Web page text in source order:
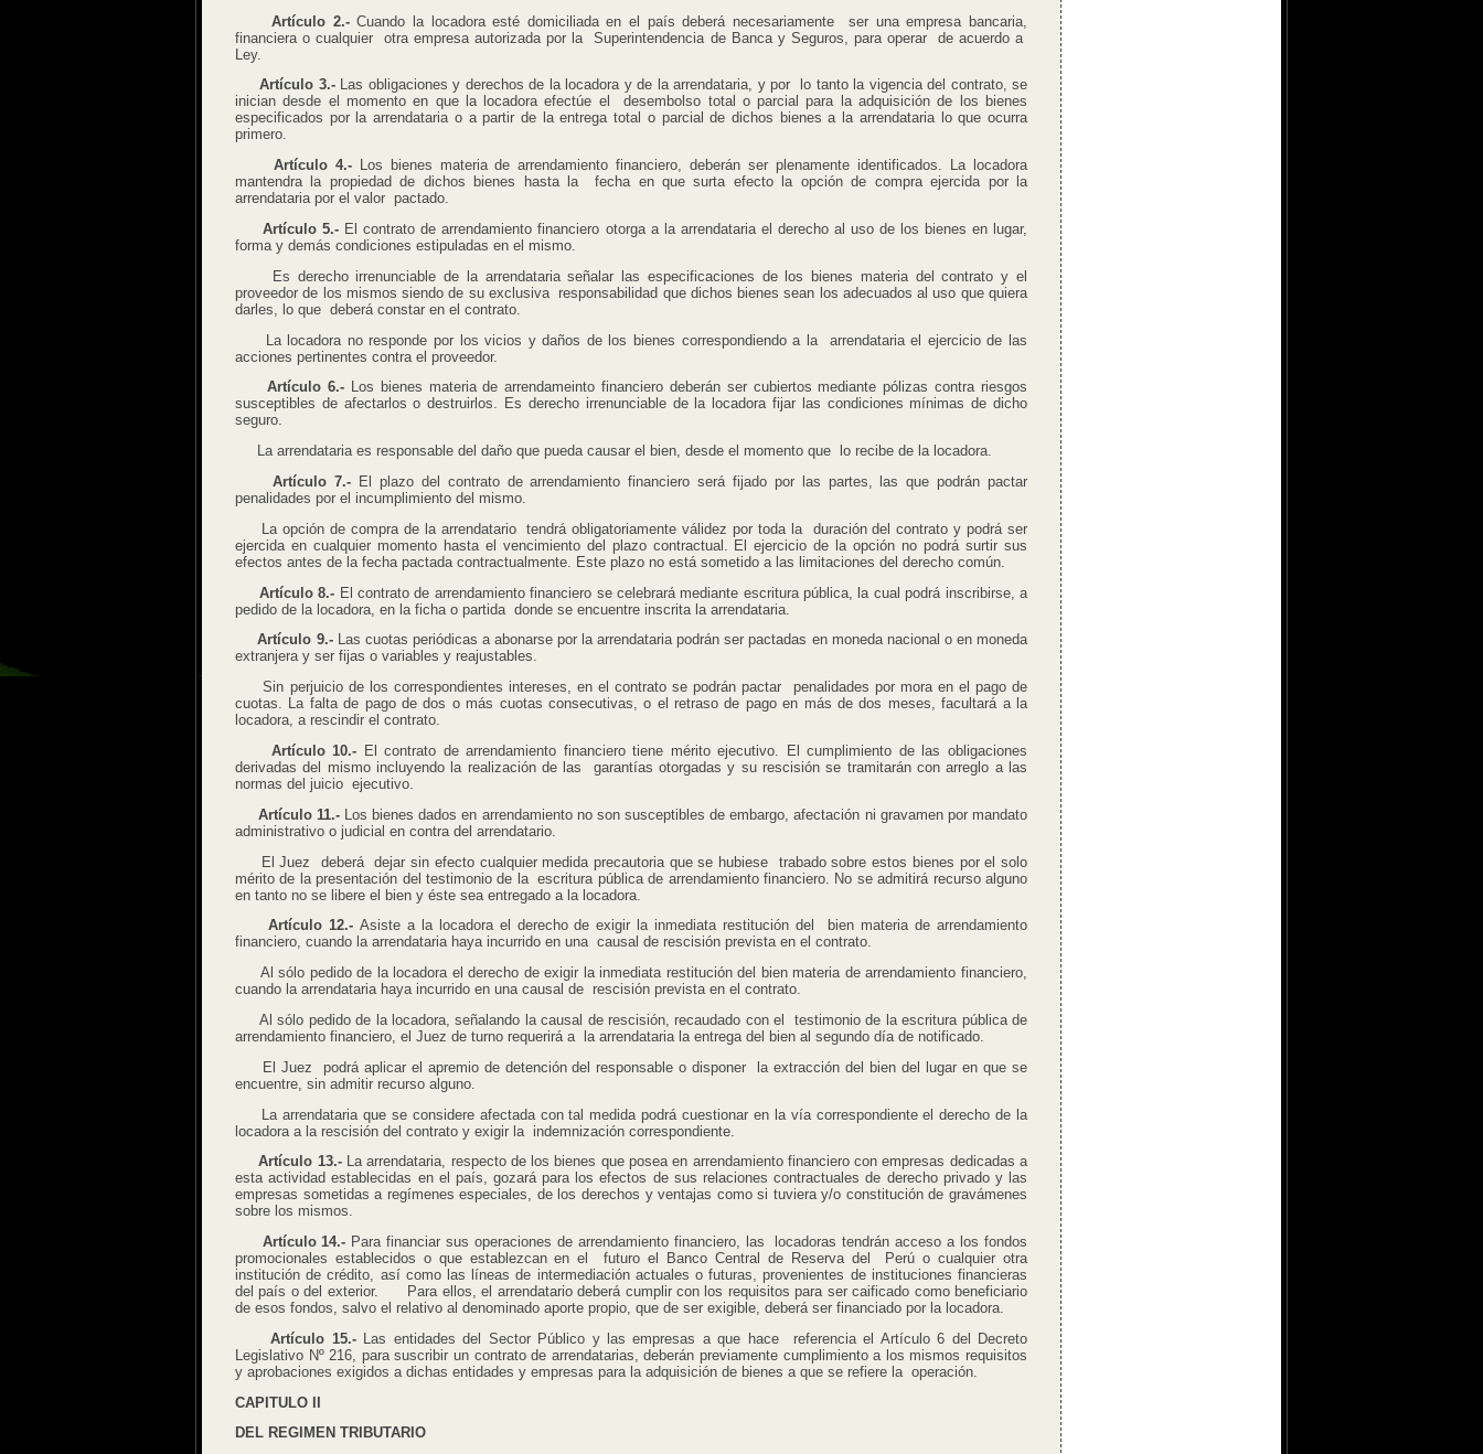
Artículo 2.-Cuando la locadora esté domiciliada en el país deberá necesariamente ser una empresa bancaria,
financiera o cualquier otra empresa autorizada por la Superintendencia de Banca y Seguros, para operar de acuerdo a
Ley.
Artículo 3.-Las obligaciones y derechos de la locadora y de la arrendataria, y por lo tanto la vigencia del contrato, se
inician desde el momento en que la locadora efectúe el desembolso total o parcial para la adquisición de los bienes
especificados por la arrendataria o a partir de la entrega total o parcial de dichos bienes a la arrendataria lo que ocurra
primero.
Artículo 4.-Los bienes materia de arrendamiento financiero, deberán ser plenamente identificados. La locadora
mantendra la propiedad de dichos bienes hasta la fecha en que surta efecto la opción de compra ejercida por la
arrendataria por el valor pactado.
Artículo 5.- El contrato de arrendamiento financiero otorga a la arrendataria el derecho al uso de los bienes en lugar,
forma y demás condiciones estipuladas en el mismo.
Es derecho irrenunciable de la arrendataria señalar las especificaciones de los bienes materia del contrato y el
proveedor de los mismos siendo de su exclusiva responsabilidad que dichos bienes sean los adecuados al uso que quiera
darles, lo que deberá constar en el contrato.
La locadora no responde por los vicios y daños de los bienes correspondiendo a la arrendataria el ejercicio de las
acciones pertinentes contra el proveedor.
Artículo 6.- Los bienes materia de arrendameinto financiero deberán ser cubiertos mediante pólizas contra riesgos
susceptibles de afectarlos o destruirlos. Es derecho irrenunciable de la locadora fijar las condiciones mínimas de dicho
seguro.
La arrendataria es responsable del daño que pueda causar el bien, desde el momento que lo recibe de la locadora.
Artículo 7.- El plazo del contrato de arrendamiento financiero será fijado por las partes, las que podrán pactar
penalidades por el incumplimiento del mismo.
La opción de compra de la arrendatario tendrá obligatoriamente válidez por toda la duración del contrato y podrá ser
ejercida en cualquier momento hasta el vencimiento del plazo contractual. El ejercicio de la opción no podrá surtir sus
efectos antes de la fecha pactada contractualmente. Este plazo no está sometido a las limitaciones del derecho común.
Artículo 8.- El contrato de arrendamiento financiero se celebrará mediante escritura pública, la cual podrá inscribirse, a
pedido de la locadora, en la ficha o partida donde se encuentre inscrita la arrendataria.
Artículo 9.- Las cuotas periódicas a abonarse por la arrendataria podrán ser pactadas en moneda nacional o en moneda
extranjera y ser fijas o variables y reajustables.
Sin perjuicio de los correspondientes intereses, en el contrato se podrán pactar penalidades por mora en el pago de
cuotas. La falta de pago de dos o más cuotas consecutivas, o el retraso de pago en más de dos meses, facultará a la
locadora, a rescindir el contrato.
Artículo 10.- El contrato de arrendamiento financiero tiene mérito ejecutivo. El cumplimiento de las obligaciones
derivadas del mismo incluyendo la realización de las garantías otorgadas y su rescisión se tramitarán con arreglo a las
normas del juicio ejecutivo.
Artículo 11.- Los bienes dados en arrendamiento no son susceptibles de embargo, afectación ni gravamen por mandato
administrativo o judicial en contra del arrendatario.
El Juez deberá dejar sin efecto cualquier medida precautoria que se hubiese trabado sobre estos bienes por el solo
mérito de la presentación del testimonio de la escritura pública de arrendamiento financiero. No se admitirá recurso alguno
en tanto no se libere el bien y éste sea entregado a la locadora.
Artículo 12.-Asiste a la locadora el derecho de exigir la inmediata restitución del bien materia de arrendamiento
financiero, cuando la arrendataria haya incurrido en una causal de rescisión prevista en el contrato.
Al sólo pedido de la locadora el derecho de exigir la inmediata restitución del bien materia de arrendamiento financiero,
cuando la arrendataria haya incurrido en una causal de rescisión prevista en el contrato.
Al sólo pedido de la locadora, señalando la causal de rescisión, recaudado con el testimonio de la escritura pública de
arrendamiento financiero, el Juez de turno requerirá a la arrendataria la entrega del bien al segundo día de notificado.
El Juez podrá aplicar el apremio de detención del responsable o disponer la extracción del bien del lugar en que se
encuentre, sin admitir recurso alguno.
La arrendataria que se considere afectada con tal medida podrá cuestionar en la vía correspondiente el derecho de la
locadora a la rescisión del contrato y exigir la indemnización correspondiente.
Artículo 13.- La arrendataria, respecto de los bienes que posea en arrendamiento financiero con empresas dedicadas a
esta actividad establecidas en el país, gozará para los efectos de sus relaciones contractuales de derecho privado y las
empresas sometidas a regímenes especiales, de los derechos y ventajas como si tuviera y/o constitución de gravámenes
sobre los mismos.
Artículo 14.- Para financiar sus operaciones de arrendamiento financiero, las locadoras tendrán acceso a los fondos
promocionales establecidos o que establezcan en el futuro el Banco Central de Reserva del Perú o cualquier otra
institución de crédito, así como las líneas de intermediación actuales o futuras, provenientes de instituciones financieras
del país o del exterior. Para ellos, el arrendatario deberá cumplir con los requisitos para ser caificado como beneficiario
de esos fondos, salvo el relativo al denominado aporte propio, que de ser exigible, deberá ser financiado por la locadora.
Artículo 15.-Las entidades del Sector Público y las empresas a que hace referencia el Artículo 6 del Decreto
Legislativo Nº 216, para suscribir un contrato de arrendatarias, deberán previamente cumplimiento a los mismos requisitos
y aprobaciones exigidos a dichas entidades y empresas para la adquisición de bienes a que se refiere la operación.
CAPITULO II
DEL REGIMEN TRIBUTARIO